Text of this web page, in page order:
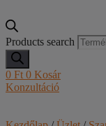
Products search
0 Ft 0 Kosár
Konzultáció